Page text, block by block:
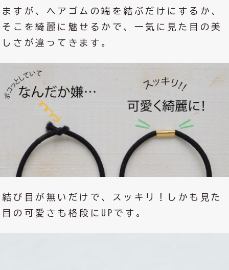
ますが、ヘアゴムの端を結ぶだけにするか、
そこを綺麗に魅せるかで、一気に見た目の美
しさが違ってきます。
結び目が無いだけで、スッキリ！しかも見た
目の可愛さも格段にUPです。